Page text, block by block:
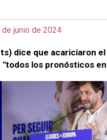
de junio de 2024
dice que acariciaron
"todos los pronósticos